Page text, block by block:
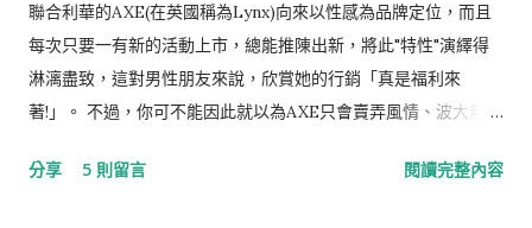
聯合利華的AXE(在英國稱為Lynx)向來以性感為品牌定位，而且
每次只要一有新的活動上市，總能推陳出新，將此"特性"演繹得
淋漓盡致，這對男性朋友來說，欣賞她的行銷「真是福利來
著!」。 不過，你可不能因此就以為AXE只會賣弄風情、波大無
力一流，更可堪稱業界翹楚，就讓我們一起看下去。
分享 5 則留言 閱讀完整內容